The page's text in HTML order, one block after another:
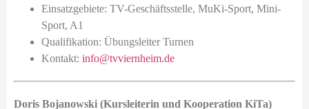
Einsatzgebiete: TV-Geschäftsstelle, MuKi-Sport, Mini-
Sport, A1
Qualifikation: Übungsleiter Turnen
Kontakt: info@tvviernheim.de
Doris Bojanowski (Kursleiterin und Kooperation KiTa)